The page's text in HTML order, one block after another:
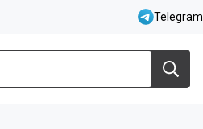
Telegram